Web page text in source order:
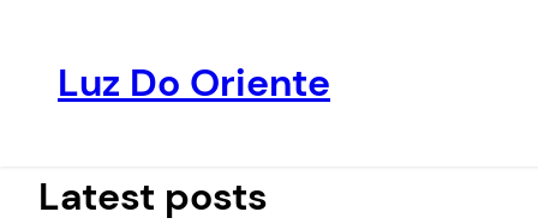
conteúdo
Luz Do Oriente
Latest posts